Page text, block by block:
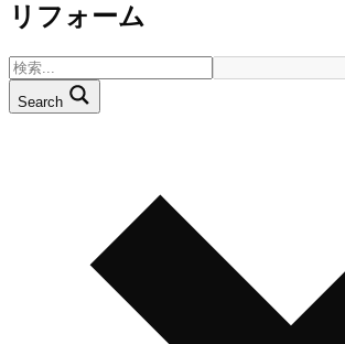
リフォーム
Search